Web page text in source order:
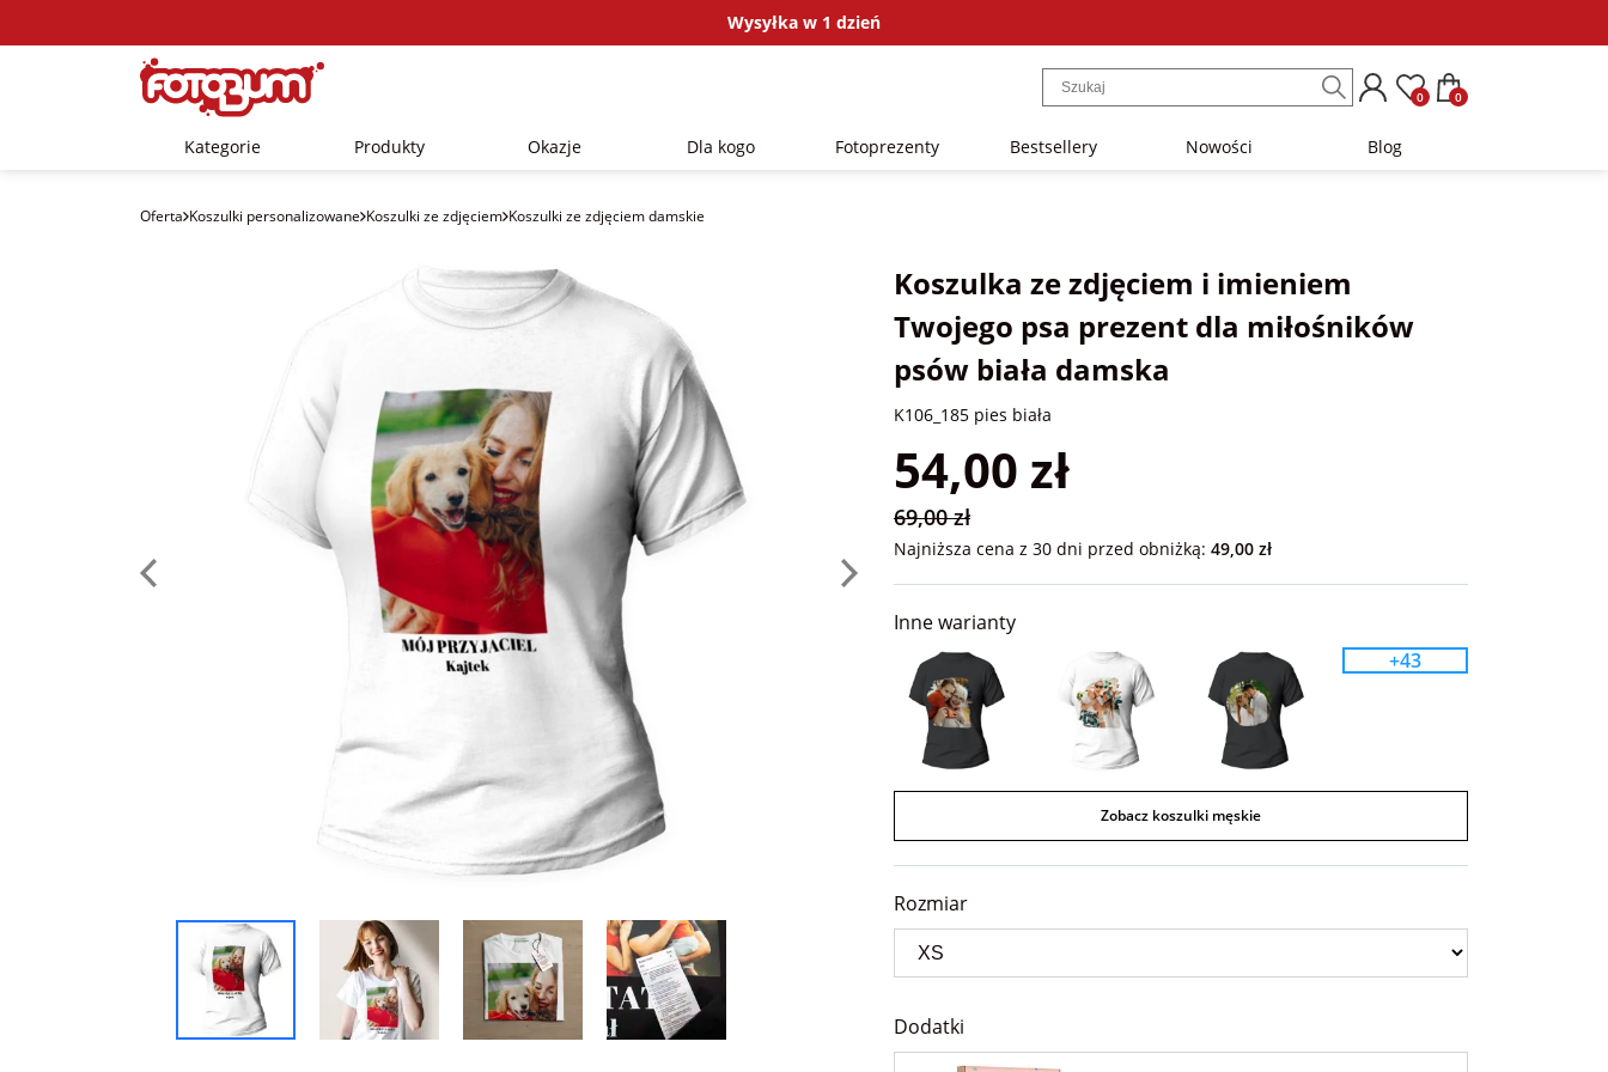
Wysyłka w 1 dzień
0 0
Kategorie Produkty Okazje Dla kogo Fotoprezenty Bestsellery Nowości Blog
Oferta Koszulki personalizowane Koszulki ze zdjęciem Koszulki ze zdjęciem damskie
Koszulka ze zdjęciem i imieniem
Twojego psa prezent dla miłośników
psów biała damska
K106_185 pies biała
54,00 zł
69,00 zł
Najniższa cena z 30 dni przed obniżką: 49,00 zł
Inne warianty
+43
Zobacz koszulki męskie
Rozmiar
Dodatki